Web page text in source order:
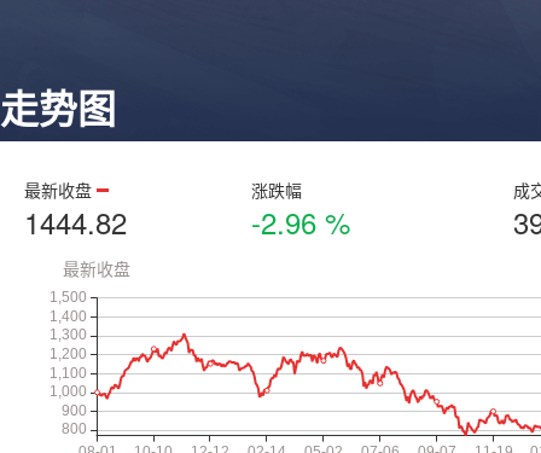
走势图
最新收盘
1444.82
涨跌幅
-2.96 %
成